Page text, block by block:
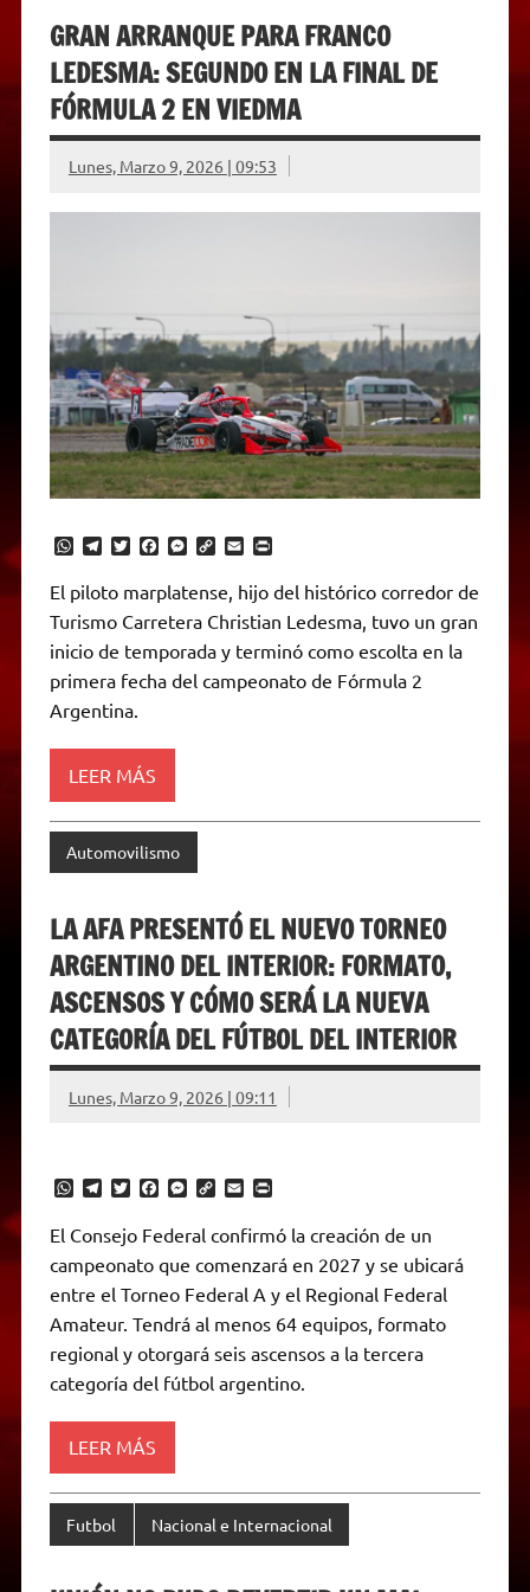
GRAN ARRANQUE PARA FRANCO
LEDESMA: SEGUNDO EN LA FINAL DE
FÓRMULA 2 EN VIEDMA
Lunes, Marzo 9, 2026 | 09:53
W
a
t
s
A
p
p
T
l
e
g
r
a
m
T
t
t
r
F
e
b
o
k
M
s
e
g
e
C
y
L
n
k
E
a
i
l
P
n
t
F
r
i
El piloto marplatense, hijo del histórico corredor de
Turismo Carretera Christian Ledesma, tuvo un gran
inicio de temporada y terminó como escolta en la
primera fecha del campeonato de Fórmula 2
Argentina.
LEER MÁS
Automovilismo
LA AFA PRESENTÓ EL NUEVO TORNEO
ARGENTINO DEL INTERIOR: FORMATO,
ASCENSOS Y CÓMO SERÁ LA NUEVA
CATEGORÍA DEL FÚTBOL DEL INTERIOR
Lunes, Marzo 9, 2026 | 09:11
W
a
t
s
A
p
p
T
e
g
a
m
T
t
t
e
r
F
e
b
o
o
k
M
s
e
n
g
e
C
y
L
i
n
k
E
a
i
l
P
n
t
r
n
d
l
El Consejo Federal confirmó la creación de un
campeonato que comenzará en 2027 y se ubicará
entre el Torneo Federal A y el Regional Federal
Amateur. Tendrá al menos 64 equipos, formato
regional y otorgará seis ascensos a la tercera
categoría del fútbol argentino.
LEER MÁS
Futbol Nacional e Internacional